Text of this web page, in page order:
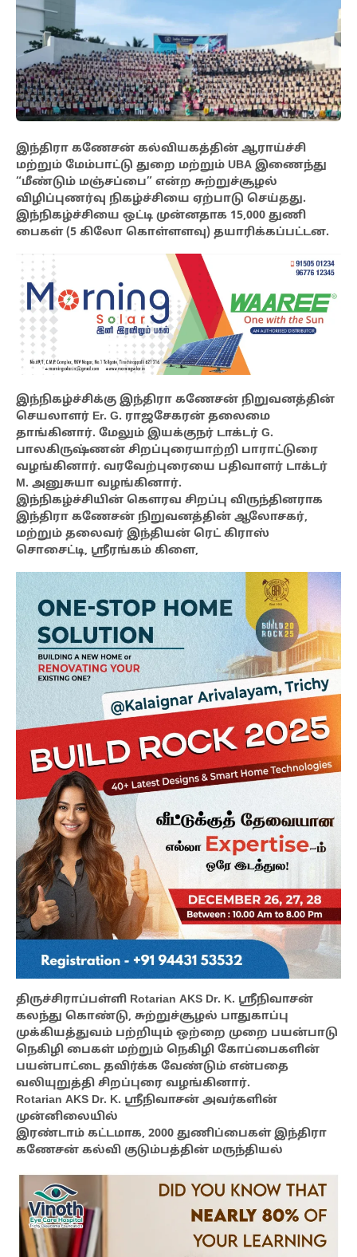
இந்திரா கணேசன் கல்வியகத்தின் ஆராய்ச்சி
மற்றும் மேம்பாட்டு துறை மற்றும் UBA இணைந்து
“மீண்டும் மஞ்சப்பை” என்ற சுற்றுச்சூழல்
விழிப்புணர்வு நிகழ்ச்சியை ஏற்பாடு செய்தது.
இந்நிகழ்ச்சியை ஒட்டி முன்னதாக 15,000 துணி
பைகள் (5 கிலோ கொள்ளளவு) தயாரிக்கப்பட்டன.
இந்நிகழ்ச்சிக்கு இந்திரா கணேசன் நிறுவனத்தின்
செயலாளர் Er. G. ராஜசேகரன் தலைமை
தாங்கினார். மேலும் இயக்குநர் டாக்டர் G.
பாலகிருஷ்ணன் சிறப்புரையாற்றி பாராட்டுரை
வழங்கினார். வரவேற்புரையை பதிவாளர் டாக்டர்
M. அனுசுயா வழங்கினார்.
இந்நிகழ்ச்சியின் கௌரவ சிறப்பு விருந்தினராக
இந்திரா கணேசன் நிறுவனத்தின் ஆலோசகர்,
மற்றும் தலைவர் இந்தியன் ரெட் கிராஸ்
சொசைட்டி, ஸ்ரீரங்கம் கிளை,
திருச்சிராப்பள்ளி Rotarian AKS Dr. K. ஸ்ரீநிவாசன்
கலந்து கொண்டு, சுற்றுச்சூழல் பாதுகாப்பு
முக்கியத்துவம் பற்றியும் ஒற்றை முறை பயன்பாடு
நெகிழி பைகள் மற்றும் நெகிழி கோப்பைகளின்
பயன்பாட்டை தவிர்க்க வேண்டும் என்பதை
வலியுறுத்தி சிறப்புரை வழங்கினார்.
Rotarian AKS Dr. K. ஸ்ரீநிவாசன் அவர்களின்
முன்னிலையில்
இரண்டாம் கட்டமாக, 2000 துணிப்பைகள் இந்திரா
கணேசன் கல்வி குடும்பத்தின் மருந்தியல்